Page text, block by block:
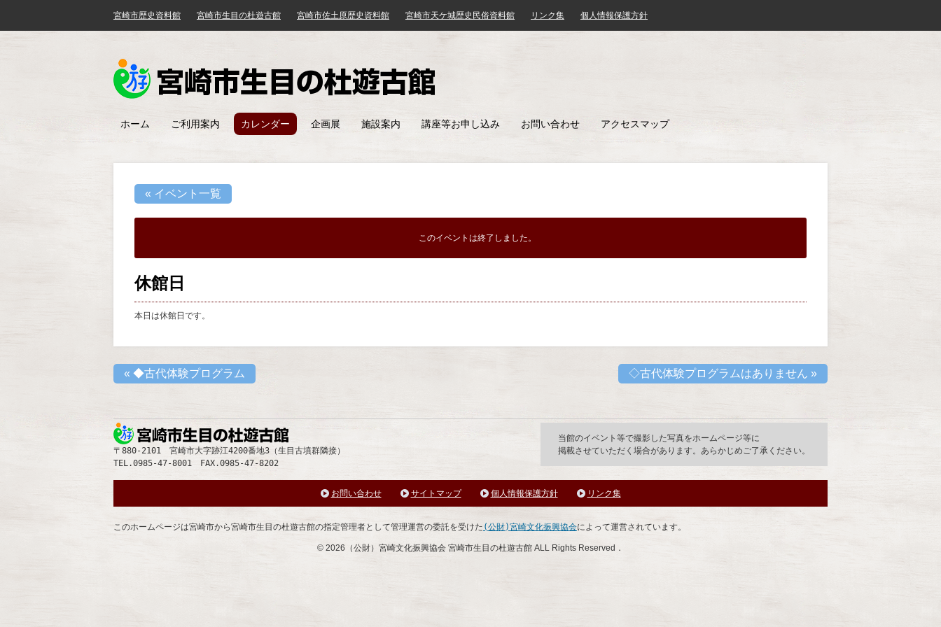
ホーム ご利用案内 カレンダー 企画展 施設案内 講座等お申し込み お問い合わせ アクセスマップ
宮崎市歴史資料館 宮崎市生目の杜遊古館 宮崎市佐土原歴史資料館 宮崎市天ケ城歴史民俗資料館 リンク集 個人情報保護方針
« イベント一覧
このイベントは終了しました。
休館日
本日は休館日です。
« ◆古代体験プログラム ◇古代体験プログラムはありません »
〒880-2101 宮崎市大字跡江4200番地3（生目古墳群隣接）
TEL.0985-47-8001 FAX.0985-47-8202
当館のイベント等で撮影した写真をホームページ等に
掲載させていただく場合があります。あらかじめご了承ください。
お問い合わせ サイトマップ 個人情報保護方針 リンク集
このホームページは宮崎市から宮崎市生目の杜遊古館の指定管理者として管理運営の委託を受けた (公財)宮崎文化振興協会によって運営されています。
© 2026（公財）宮崎文化振興協会 宮崎市生目の杜遊古館 ALL Rights Reserved．